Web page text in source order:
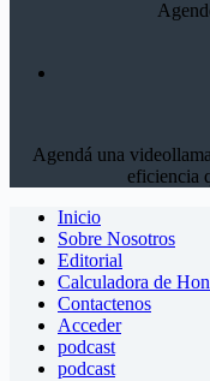
Agendá una
eficiencia
Inicio
Sobre Nosotros
Editorial
Calculadora de
Contactenos
Acceder
podcast
podcast